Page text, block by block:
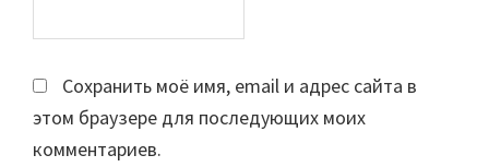
Сохранить моё имя, email и адрес сайта в
этом браузере для последующих моих
комментариев.